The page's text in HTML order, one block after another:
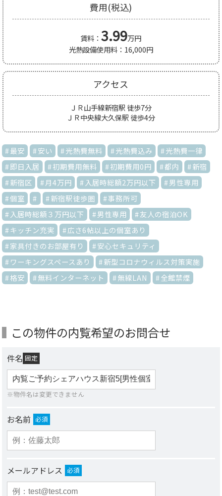
費用(税込)
賃料：3.99万円
光熱設備使用料：16,000円
アクセス
ＪＲ山手線新宿駅 徒歩7分
ＪＲ中央線大久保駅 徒歩4分
最安 安い 光熱費無料 光熱費込み
光熱費一律
即日入居
初期費用無料 初期費用0円 都内
新宿
新宿区
月4万円 入居時総額2万円以下
男性専用
個室
新宿駅徒歩圏
事務所可
入居時総額３万円以下
男性専用
友人の宿泊OK
キッチン充実
広さ6帖以上の個室あり
家具付きのお部屋有り
安心セキュリティ
ワーキングスペースあり
新型コロナウィルス対策実施
格安
無料インターネット 無線LAN 全館禁煙
この物件の内覧希望のお問合せ
件名 固定
※物件名は変更できません
お名前 必須
メールアドレス 必須